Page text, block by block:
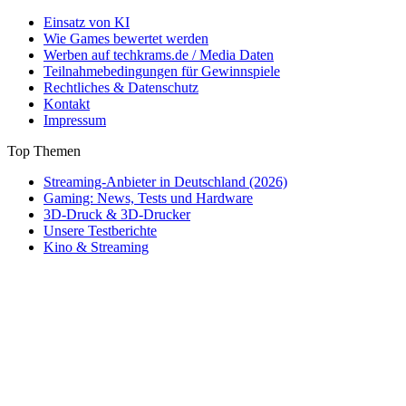
Einsatz von KI
Wie Games bewertet werden
Werben auf techkrams.de / Media Daten
Teilnahmebedingungen für Gewinnspiele
Rechtliches & Datenschutz
Kontakt
Impressum
Top Themen
Streaming-Anbieter in Deutschland (2026)
Gaming: News, Tests und Hardware
3D-Druck & 3D-Drucker
Unsere Testberichte
Kino & Streaming